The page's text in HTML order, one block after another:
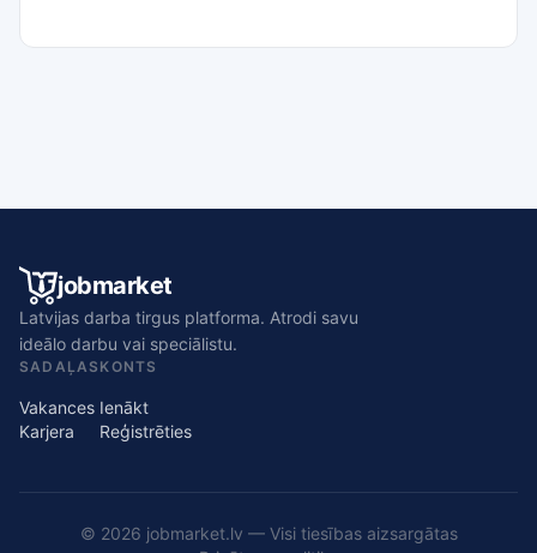
jobmarket
Latvijas darba tirgus platforma. Atrodi savu
ideālo darbu vai speciālistu.
SADAĻAS
Vakances
Karjera
KONTS
Ienākt
Reģistrēties
© 2026 jobmarket.lv — Visi tiesības aizsargātas